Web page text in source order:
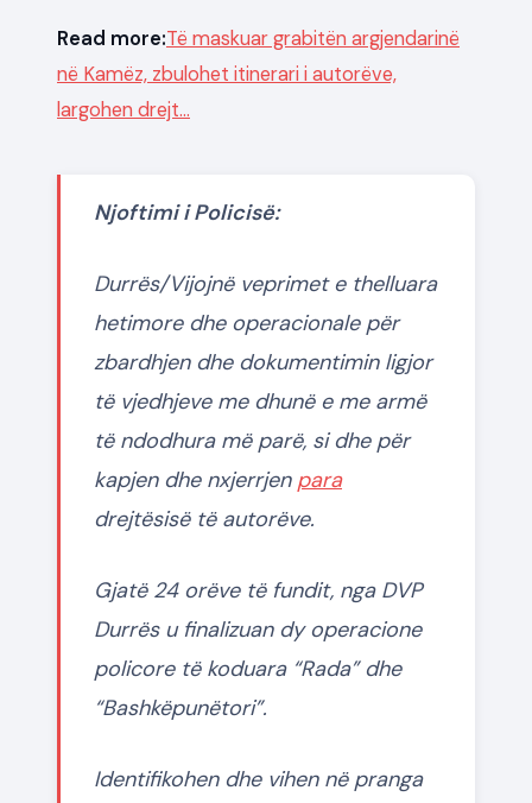
Read more:Të maskuar grabitën argjendarinë
në Kamëz, zbulohet itinerari i autorëve,
largohen drejt…
Njoftimi i Policisë:
Durrës/Vijojnë veprimet e thelluara
hetimore dhe operacionale për
zbardhjen dhe dokumentimin ligjor
të vjedhjeve me dhunë e me armë
të ndodhura më parë, si dhe për
kapjen dhe nxjerrjen para
drejtësisë të autorëve.
Gjatë 24 orëve të fundit, nga DVP
Durrës u finalizuan dy operacione
policore të koduara “Rada” dhe
“Bashkëpunëtori”.
Identifikohen dhe vihen në pranga